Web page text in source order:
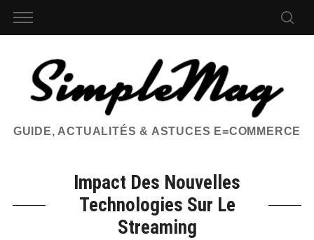
GUIDE, ACTUALITÉS & ASTUCES E=COMMERCE
Impact Des Nouvelles
Technologies Sur Le
Streaming